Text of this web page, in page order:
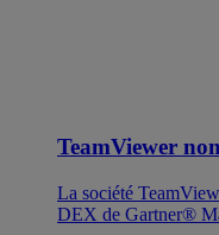
TeamViewer
La société
DEX de Gartner®